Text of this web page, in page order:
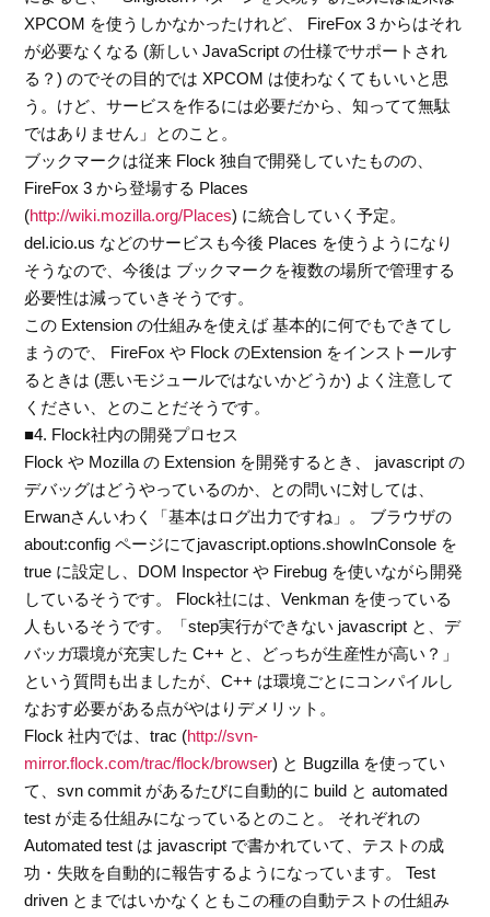
XPCOM を使うしかなかったけれど、 FireFox 3 からはそれ
が必要なくなる (新しい JavaScript の仕様でサポートされ
る？) のでその目的では XPCOM は使わなくてもいいと思
う。けど、サービスを作るには必要だから、知ってて無駄
ではありません」とのこと。
ブックマークは従来 Flock 独自で開発していたものの、
FireFox 3 から登場する Places
(http://wiki.mozilla.org/Places) に統合していく予定。
del.icio.us などのサービスも今後 Places を使うようになり
そうなので、今後は ブックマークを複数の場所で管理する
必要性は減っていきそうです。
この Extension の仕組みを使えば 基本的に何でもできてし
まうので、 FireFox や Flock のExtension をインストールす
るときは (悪いモジュールではないかどうか) よく注意して
ください、とのことだそうです。
■4. Flock社内の開発プロセス
Flock や Mozilla の Extension を開発するとき、 javascript の
デバッグはどうやっているのか、との問いに対しては、
Erwanさんいわく「基本はログ出力ですね」。 ブラウザの
about:config ページにてjavascript.options.showInConsole を
true に設定し、DOM Inspector や Firebug を使いながら開発
しているそうです。 Flock社には、Venkman を使っている
人もいるそうです。「step実行ができない javascript と、デ
バッガ環境が充実した C++ と、どっちが生産性が高い？」
という質問も出ましたが、C++ は環境ごとにコンパイルし
なおす必要がある点がやはりデメリット。
Flock 社内では、trac (http://svn-
mirror.flock.com/trac/flock/browser) と Bugzilla を使ってい
て、svn commit があるたびに自動的に build と automated
test が走る仕組みになっているとのこと。 それぞれの
Automated test は javascript で書かれていて、テストの成
功・失敗を自動的に報告するようになっています。 Test
driven とまではいかなくともこの種の自動テストの仕組み